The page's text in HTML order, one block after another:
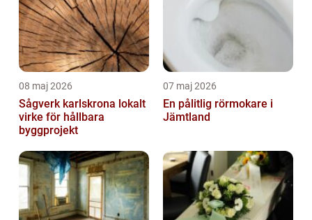
08 maj 2026
Sågverk karlskrona lokalt
virke för hållbara
byggprojekt
07 maj 2026
En pålitlig rörmokare i
Jämtland